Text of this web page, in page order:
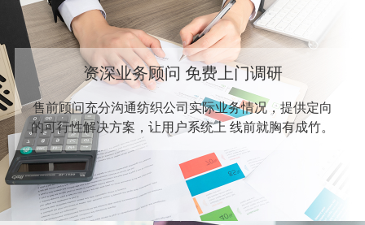
资深业务顾问 免费上门调研
售前顾问充分沟通纺织公司实际业务情况，提供定向
的可行性解决方案，让用户系统上 线前就胸有成竹。